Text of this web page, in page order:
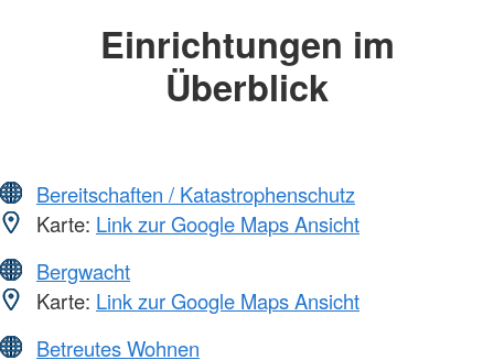
Einrichtungen im
Überblick
Bereitschaften / Katastrophenschutz
Karte: Link zur Google Maps Ansicht
Bergwacht
Karte: Link zur Google Maps Ansicht
Betreutes Wohnen